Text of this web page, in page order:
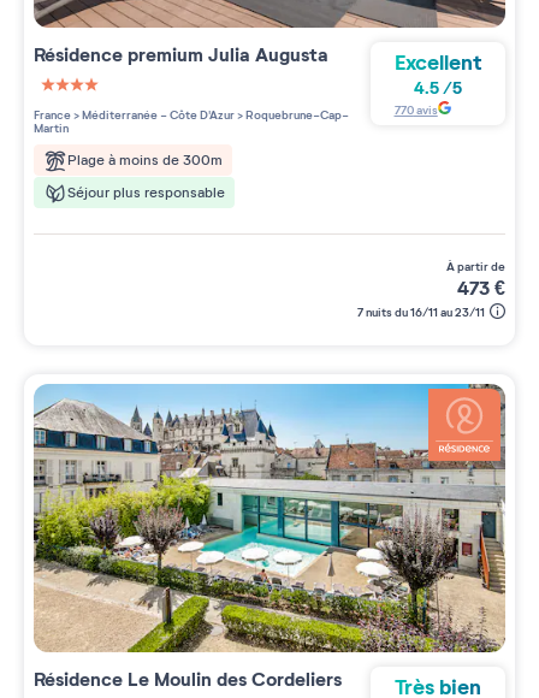
Résidence premium Julia Augusta
4 étoiles sur 5
France>Méditerranée - Côte D'Azur>Roquebrune-Cap-
Martin
Plage à moins de 300m
Séjour plus responsable
Excellent
4.5/5
770avis
à partir de
473€
7 nuits du 16/11 au 23/11
Résidence Le Moulin des Cordeliers Très bien